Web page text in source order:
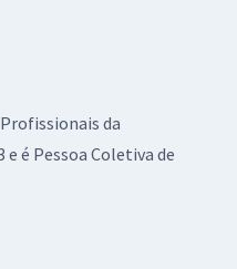
da
é Pessoa Coletiva de